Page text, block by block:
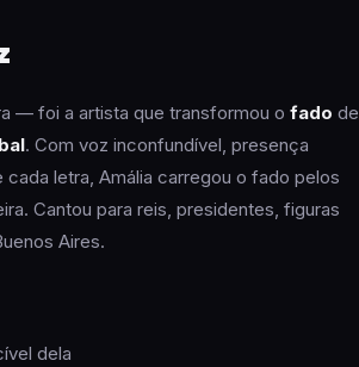
— foi a artista que transformou o fado de
. Com voz inconfundível, presença
letra, Amália carregou o fado pelos
Cantou para reis, presidentes, figuras
Aires.
dela